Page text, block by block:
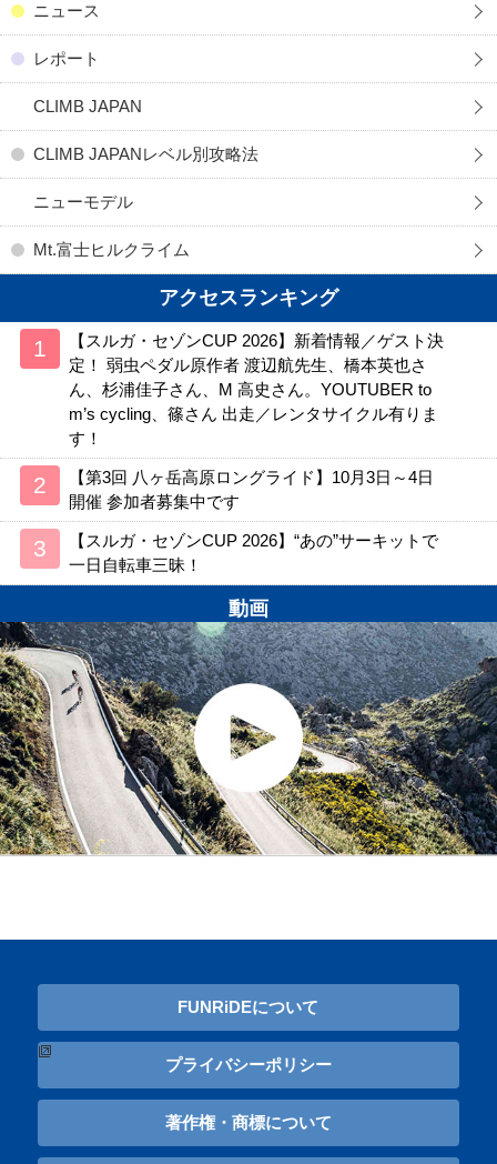
ニュース
レポート
CLIMB JAPAN
CLIMB JAPANレベル別攻略法
ニューモデル
Mt.富士ヒルクライム
アクセスランキング
【スルガ・セゾンCUP 2026】新着情報／ゲスト決
定！ 弱虫ペダル原作者 渡辺航先生、橋本英也さ
ん、杉浦佳子さん、M 高史さん。YOUTUBER to
m’s cycling、篠さん 出走／レンタサイクル有りま
す！
【第3回 八ヶ岳高原ロングライド】10月3日～4日
開催 参加者募集中です
【スルガ・セゾンCUP 2026】“あの”サーキットで
一日自転車三昧！
動画
FUNRiDEについて
プライバシーポリシー
著作権・商標について